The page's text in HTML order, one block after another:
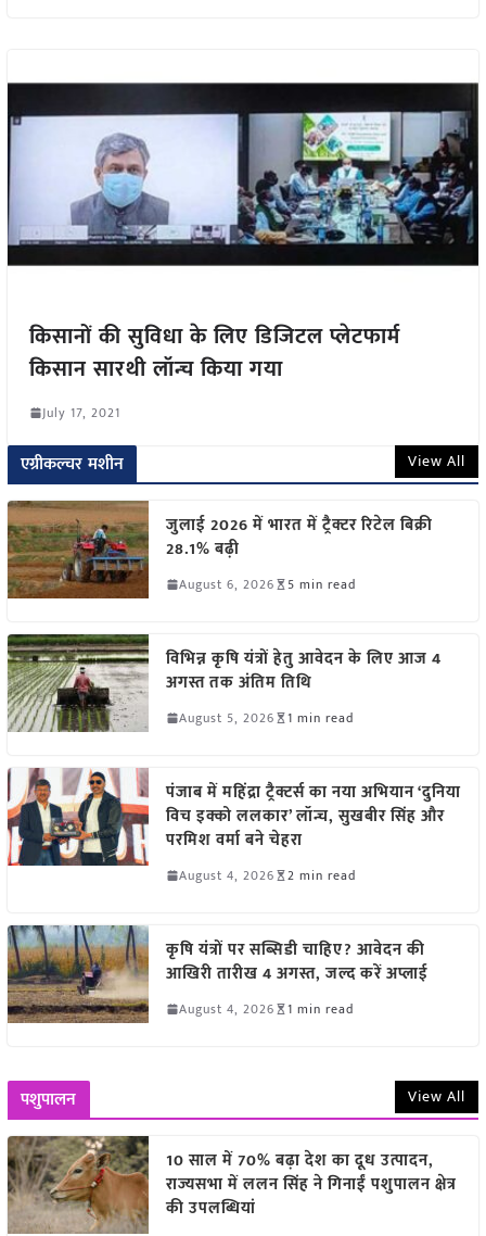
किसानों की सुविधा के लिए डिजिटल प्लेटफार्म
किसान सारथी लॉन्च किया गया
July 17, 2021
एग्रीकल्चर मशीन View All
जुलाई 2026 में भारत में ट्रैक्टर रिटेल बिक्री
28.1% बढ़ी
August 6, 2026 5 min read
विभिन्न कृषि यंत्रों हेतु आवेदन के लिए आज 4
अगस्त तक अंतिम तिथि
August 5, 2026 1 min read
पंजाब में महिंद्रा ट्रैक्टर्स का नया अभियान ‘दुनिया
विच इक्को ललकार’ लॉन्च, सुखबीर सिंह और
परमिश वर्मा बने चेहरा
August 4, 2026 2 min read
कृषि यंत्रों पर सब्सिडी चाहिए? आवेदन की
आखिरी तारीख 4 अगस्त, जल्द करें अप्लाई
August 4, 2026 1 min read
पशुपालन View All
10 साल में 70% बढ़ा देश का दूध उत्पादन,
राज्यसभा में ललन सिंह ने गिनाईं पशुपालन क्षेत्र
की उपलब्धियां